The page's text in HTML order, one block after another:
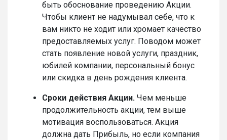
быть обоснование проведению Акции.
Чтобы клиент не надумывал себе, что к
вам никто не ходит или хромает качество
предоставляемых услуг. Поводом может
стать появление новой услуги, праздник,
юбилей компании, персональный бонус
или скидка в день рождения клиента.
Сроки действия Акции. Чем меньше
продолжительность акции, тем выше
мотивация воспользоваться. Акция
должна дать Прибыль, но если компания